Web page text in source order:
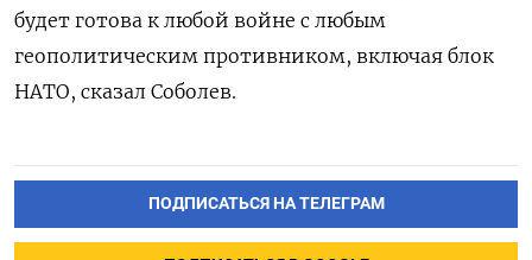
будет готова к любой войне с любым
геополитическим противником, включая блок
НАТО, сказал Соболев.
ПОДПИСАТЬСЯ НА ТЕЛЕГРАМ